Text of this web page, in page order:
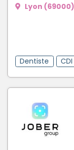
Lyon (69000)
Dentiste CDI